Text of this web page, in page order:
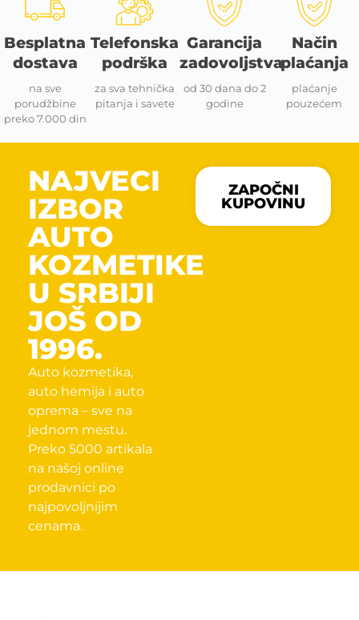
Besplatna
dostava
na sve
porudžbine
preko 7.000 din
Telefonska
podrška
za sva tehnička
pitanja i savete
Garancija
zadovoljstva
od 30 dana do 2
godine
Način
plaćanja
plaćanje
pouzećem
NAJVECI
IZBOR
AUTO
KOZMETIKE
U SRBIJI
JOŠ OD
1996.
Auto kozmetika,
auto hemija i auto
oprema – sve na
jednom mestu.
Preko 5000 artikala
na našoj online
prodavnici po
najpovoljnijim
cenama.
ZAPOČNI
KUPOVINU